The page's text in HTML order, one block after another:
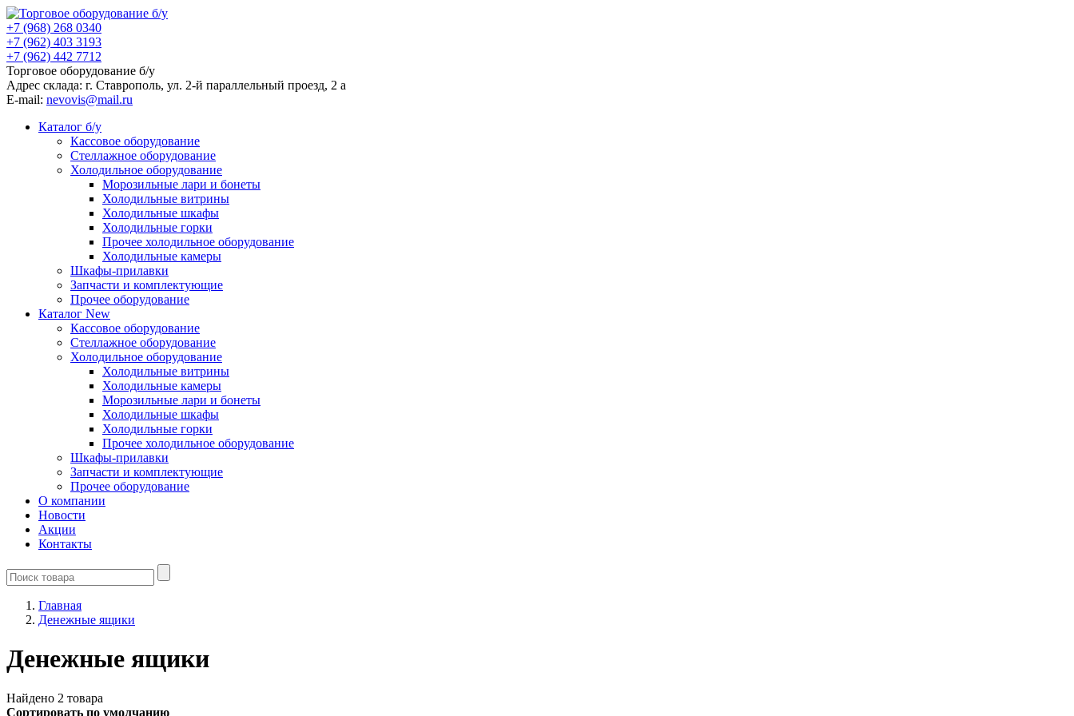
+7 (968) 268 0340
+7 (962) 403 3193
+7 (962) 442 7712
Торговое оборудование б/у
Адрес склада: г. Ставрополь, ул. 2-й параллельный проезд, 2 a
E-mail: nevovis@mail.ru
Каталог б/у
Кассовое оборудование
Стеллажное оборудование
Холодильное оборудование
Морозильные лари и бонеты
Холодильные витрины
Холодильные шкафы
Холодильные горки
Прочее холодильное оборудование
Холодильные камеры
Шкафы-прилавки
Запчасти и комплектующие
Прочее оборудование
Каталог New
Кассовое оборудование
Стеллажное оборудование
Холодильное оборудование
Холодильные витрины
Холодильные камеры
Морозильные лари и бонеты
Холодильные шкафы
Холодильные горки
Прочее холодильное оборудование
Шкафы-прилавки
Запчасти и комплектующие
Прочее оборудование
О компании
Новости
Акции
Контакты
Главная
Денежные ящики
Денежные ящики
Найдено 2 товара
Сортировать по умолчанию